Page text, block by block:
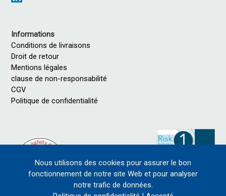
Informations
Conditions de livraisons
Droit de retour
Mentions légales
clause de non-responsabilité
CGV
Politique de confidentialité
Nous utilisons des cookies pour assurer le bon
fonctionnement de notre site Web et pour analyser
notre trafic de données.